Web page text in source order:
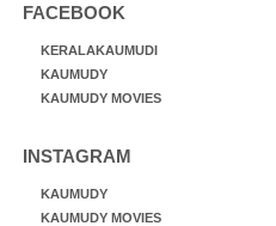
FACEBOOK
KERALAKAUMUDI
KAUMUDY
KAUMUDY MOVIES
INSTAGRAM
KAUMUDY
KAUMUDY MOVIES